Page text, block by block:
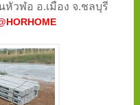
หัวฬอ อ.เมือง จ.ชลบุรี